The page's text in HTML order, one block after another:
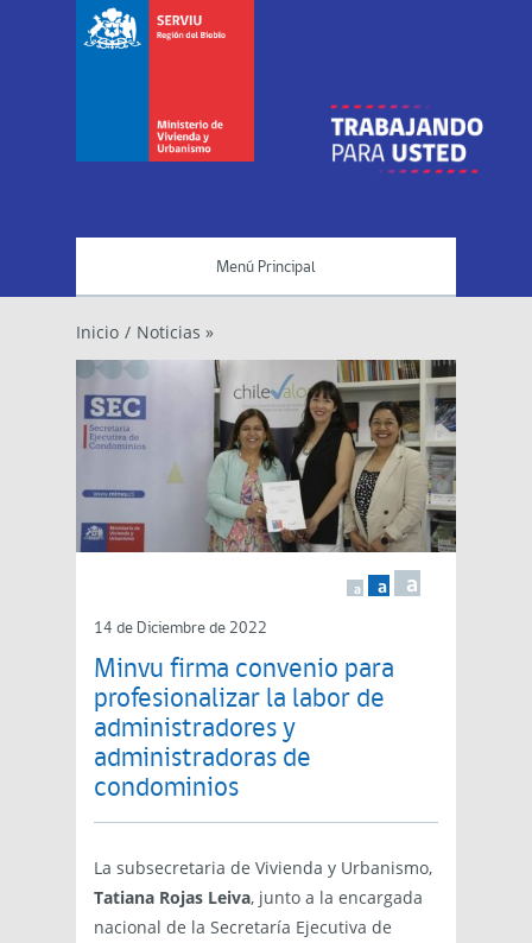
Menú Principal
Inicio / Noticias »
a a a
14 de Diciembre de 2022
Minvu firma convenio para
profesionalizar la labor de
administradores y
administradoras de
condominios
La subsecretaria de Vivienda y Urbanismo,
Tatiana Rojas Leiva, junto a la encargada
nacional de la Secretaría Ejecutiva de